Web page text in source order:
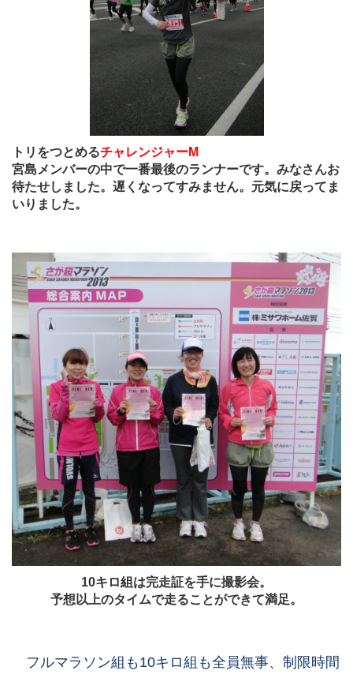
トリをつとめるチャレンジャーM
宮島メンバーの中で一番最後のランナーです。みなさんお
待たせしました。遅くなってすみません。元気に戻ってま
いりました。
10キロ組は完走証を手に撮影会。
予想以上のタイムで走ることができて満足。
フルマラソン組も10キロ組も全員無事、制限時間